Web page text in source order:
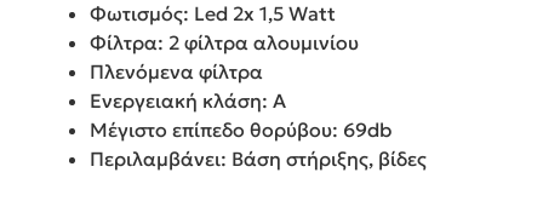
Φωτισμός: Led 2x 1,5 Watt
Φίλτρα: 2 φίλτρα αλουμινίου
Πλενόμενα φίλτρα
Ενεργειακή κλάση: A
Μέγιστο επίπεδο θορύβου: 69db
Περιλαμβάνει: Βάση στήριξης, βίδες